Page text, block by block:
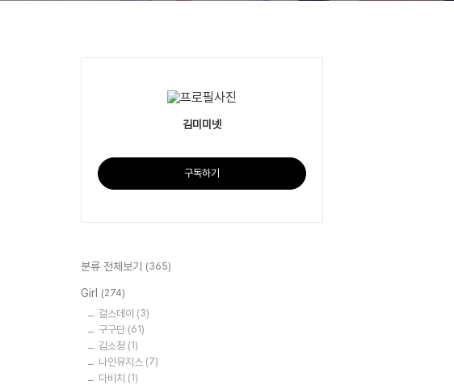
김미미넷
구독하기
분류 전체보기 (365)
Girl (274)
걸스데이 (3)
구구단 (61)
김소정 (1)
나인뮤지스 (7)
다비치 (1)